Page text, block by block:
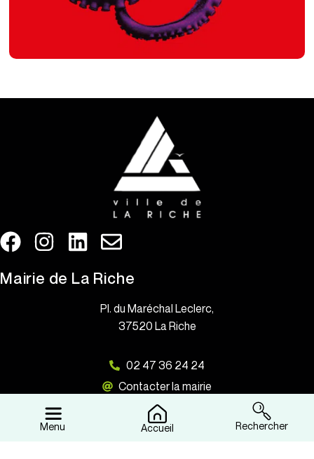
Mairie de La Riche
Pl. du Maréchal Leclerc,
37520 La Riche
02 47 36 24 24
Contacter la mairie
Contacter la mairie (sans adresse mail)
Menu Accueil Rechercher